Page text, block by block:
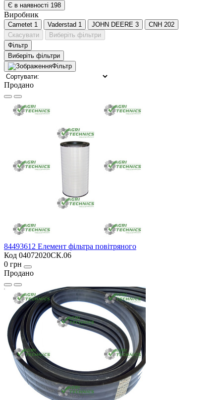
Є в наявності 198
Виробник
Cametet 1 Vaderstad 1 JOHN DEERE 3 CNH 202
Скасувати
Виберіть фільтри
Фільтр
Виберіть фільтри
Фільтр
Продано
84493612 Елемент фільтра повітряного
Код 04072020СК.06
0 грн
Продано